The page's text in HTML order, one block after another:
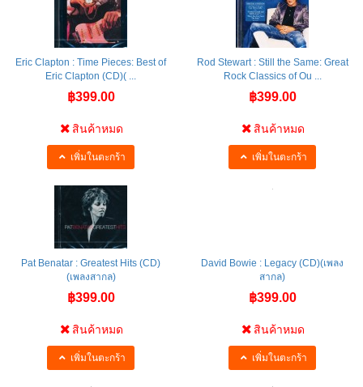
Eric Clapton : Time Pieces: Best of
Eric Clapton (CD)( ...
฿399.00
สินค้าหมด
เพิ่มในตะกร้า
Rod Stewart : Still the Same: Great
Rock Classics of Ou ...
฿399.00
สินค้าหมด
เพิ่มในตะกร้า
Pat Benatar : Greatest Hits (CD)
฿399.00
เพิ่มในตะกร้า
David Bowie : Legacy (CD)(เพลง
฿399.00
เพิ่มในตะกร้า